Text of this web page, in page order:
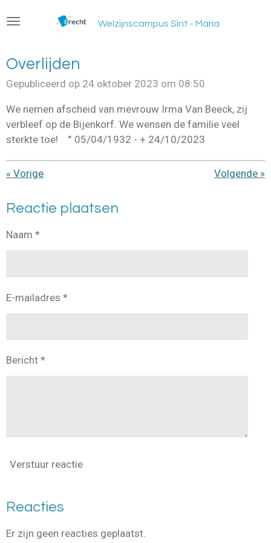
direct
de
hoofdinhoud
Welzijnscampus Sint - Maria
Overlijden
Gepubliceerd op 24 oktober 2023 om 08:50
We nemen afscheid van mevrouw Irma Van Beeck, zij
verbleef op de Bijenkorf. We wensen de familie veel
sterkte toe! ° 05/04/1932 - + 24/10/2023
« Vorige Volgende »
Reactie plaatsen
Naam *
E-mailadres *
Bericht *
Verstuur reactie
Reacties
Er zijn geen reacties geplaatst.